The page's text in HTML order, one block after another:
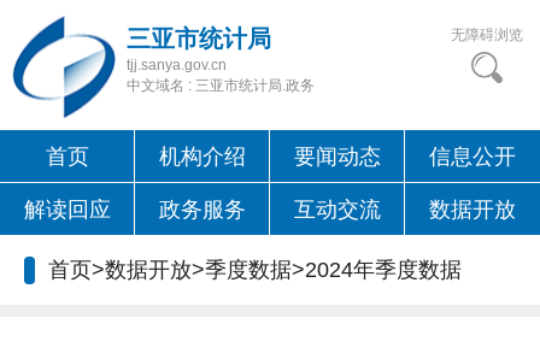
三亚市统计局
tjj.sanya.gov.cn
中文域名 : 三亚市统计局.政务
无障碍浏览
首页 机构介绍 要闻动态 信息公开
解读回应 政务服务 互动交流 数据开放
首页>数据开放>季度数据>2024年季度数据